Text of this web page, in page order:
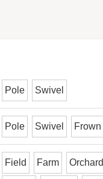
Pole Swivel
Pole Swivel Frown
Field Farm Orchard